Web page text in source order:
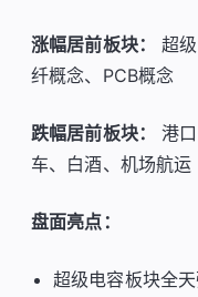
涨幅居前板块：
超
纤概念、PCB概念
跌幅居前板块：
港
车、白酒、机场航运
盘面亮点：
超级电容板块全